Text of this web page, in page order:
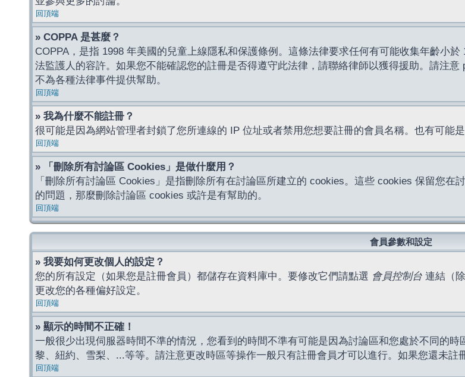
回頂端
» COPPA 是甚麼？
COPPA，是指 1998 年美國的兒童上線隱私和保護條例。這條法律要求任何有可能收集年齡小
法監護人的容許。如果您不能確認您的註冊是否得遵守此法律，請聯絡律師以獲得援助。請注
不為各種法律事件提供幫助。
回頂端
» 我為什麼不能註冊？
很可能是因為網站管理者封鎖了您所連線的 IP 位址或者禁用您想要註冊的會員名稱。也有可能
回頂端
» 「刪除所有討論區 Cookies」是做什麼用？
「刪除所有討論區 Cookies」是指刪除所有在討論區所建立的 cookies。這些 cookies 保留您
的問題，那麼刪除討論區 cookies 或許是有幫助的。
回頂端
會員參數和設定
» 我要如何更改個人的設定？
您的所有設定（如果您是註冊會員）都儲存在資料庫中。要修改它們請點選 會員控制台 連結（
更改您的各種偏好設定。
回頂端
» 顯示的時間不正確！
一般很少出現伺服器時間不準的情況，您看到的時間不準有可能是因為討論區和您處於不同的
黎、紐約、雪梨、...等等。請注意更改時區等操作一般只有註冊會員才可以進行。如果您還未註
回頂端